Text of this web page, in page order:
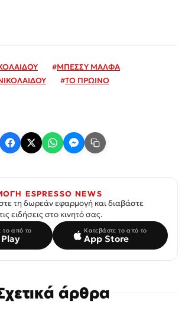
#ΜΠΕΣΣΥ ΜΑΛΦΑ
#ΤΟ ΠΡΩΙΝΟ
ESPRESSO NEWS
τη δωρεάν εφαρμογή και διαβάστε
ειδήσεις στο κινητό σας.
το από το Κατεβάστε το από το
App Store
άρθρα